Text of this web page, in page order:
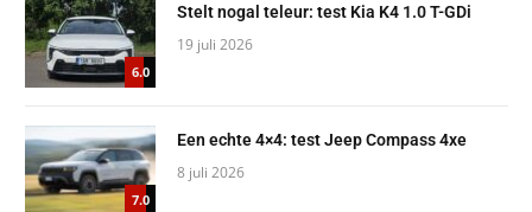
6.0
Stelt nogal teleur: test Kia K4 1.0 T-GDi
19 juli 2026
7.0
Een echte 4×4: test Jeep Compass 4xe
8 juli 2026